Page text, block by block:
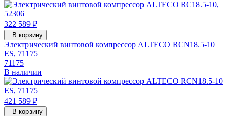
322 589 ₽
В корзину
Электрический винтовой компрессор ALTECO RCN18.5-10
ES, 71175
71175
В наличии
421 589 ₽
В корзину